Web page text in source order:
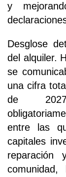
y
Desglose
del alquiler.
se
una cifra
de
entre las
capitales
reparación